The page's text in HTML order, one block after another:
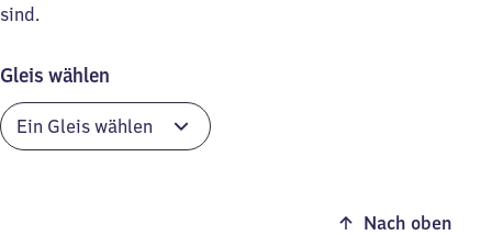
sind.
Gleis wählen
Nach oben